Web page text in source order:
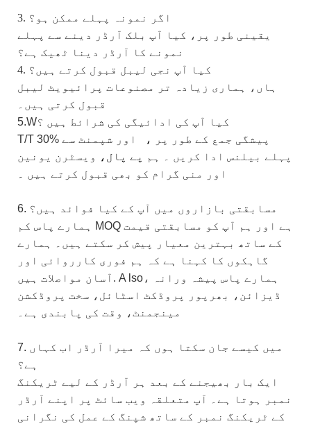
3. اگر نمونہ پہلے ممکن ہو؟
یقینی طور پر، کیا آپ بلک آرڈر دینے سے پہلے
نمونے کا آرڈر دینا ٹھیک ہے؟
4. کیا آپ نجی لیبل قبول کرتے ہیں؟
ہاں، ہماری زیادہ تر مصنوعات پرائیویٹ لیبل
قبول کرتی ہیں۔
5.W
کیا آپ کی ادائیگی کی شرائط ہیں ؟
T/T 30%
پیشگی جمع کے طور پر ،
اور شپمنٹ سے
پہلے بیلنس ادا کریں
ہم پے پال،
ویسٹرن یونین
اور منی گرام کو
بھی قبول کرتے ہیں
6. مسابقتی بازاروں میں آپ کے کیا فوائد ہیں؟
ہمارے پاس کم MOQ ہے اور ہم آپ کو مسابقتی قیمت
کے ساتھ بہترین معیار پیش کر سکتے ہیں۔ ہمارے
گاہکوں کا کہنا ہے کہ ہم فوری کارروائی اور
آسان مواصلات ہیں. A lso، ہمارے پاس پیشہ ورانہ
ڈیزائن، بھرپور پروڈکٹ اسٹائل، سخت پروڈکشن
مینجمنٹ، وقت کی پابندی ہے۔
7. میں کیسے جان سکتا ہوں کہ میرا آرڈر اب کہاں
ہے؟
ایک بار بھیجنے کے بعد ہر آرڈر کے لیے ٹریکنگ
نمبر ہوتا ہے۔ آپ متعلقہ ویب سائٹ پر اپنے آرڈر
کے ٹریکنگ نمبر کے ساتھ شپنگ کے عمل کی نگرانی